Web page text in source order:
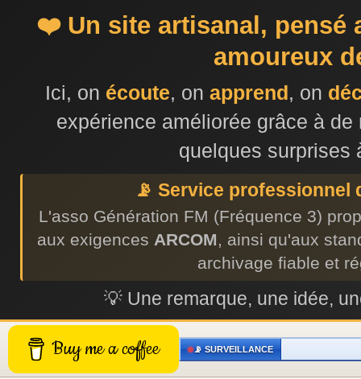
❤️ Un site artisanal, pensé
amoureux
Ici, on écoute, on apprend , on
expérience améliorée grâce à
quelques surprises
📡 Service professionnel
L'asso Génération FM (Fréquence 3)
aux exigences ARCOM, ainsi qu'aux
archivage fiable et
💡 Une remarque, une idée,
Buy me a coffee 📡 SURVEILLANCE